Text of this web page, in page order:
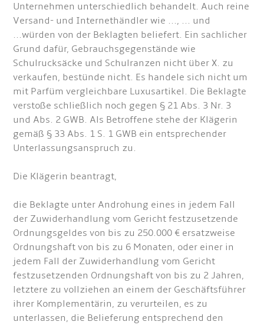
Unternehmen unterschiedlich behandelt. Auch reine
Versand- und Internethändler wie ..., ... und
...würden von der Beklagten beliefert. Ein sachlicher
Grund dafür, Gebrauchsgegenstände wie
Schulrucksäcke und Schulranzen nicht über X. zu
verkaufen, bestünde nicht. Es handele sich nicht um
mit Parfüm vergleichbare Luxusartikel. Die Beklagte
verstoße schließlich noch gegen § 21 Abs. 3 Nr. 3
und Abs. 2 GWB. Als Betroffene stehe der Klägerin
gemäß § 33 Abs. 1 S. 1 GWB ein entsprechender
Unterlassungsanspruch zu.
Die Klägerin beantragt,
die Beklagte unter Androhung eines in jedem Fall
der Zuwiderhandlung vom Gericht festzusetzende
Ordnungsgeldes von bis zu 250.000 € ersatzweise
Ordnungshaft von bis zu 6 Monaten, oder einer in
jedem Fall der Zuwiderhandlung vom Gericht
festzusetzenden Ordnungshaft von bis zu 2 Jahren,
letztere zu vollziehen an einem der Geschäftsführer
ihrer Komplementärin, zu verurteilen, es zu
unterlassen, die Belieferung entsprechend den